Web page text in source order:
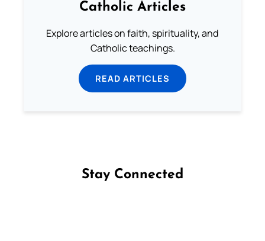
Catholic Articles
Explore articles on faith, spirituality, and
Catholic teachings.
READ ARTICLES
Stay Connected